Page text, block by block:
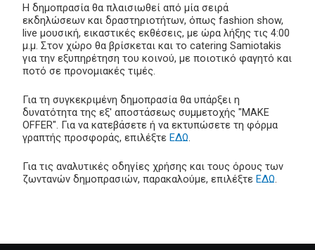
Η δημοπρασία θα πλαισιωθεί από μία σειρά
εκδηλώσεων και δραστηριοτήτων, όπως fashion show,
live μουσική, εικαστικές εκθέσεις, με ώρα λήξης τις 4:00
μ.μ. Στον χώρο θα βρίσκεται και το catering Samiotakis
για την εξυπηρέτηση του κοινού, με ποιοτικό φαγητό και
ποτό σε προνομιακές τιμές.
Για τη συγκεκριμένη δημοπρασία θα υπάρξει η
δυνατότητα της εξ' αποστάσεως συμμετοχής "MAKE
OFFER". Για να κατεβάσετε ή να εκτυπώσετε τη φόρμα
γραπτής προσφοράς, επιλέξτε ΕΔΩ.
Για τις αναλυτικές οδηγίες χρήσης και τους όρους των
ζωντανών δημοπρασιών, παρακαλούμε, επιλέξτε ΕΔΩ.